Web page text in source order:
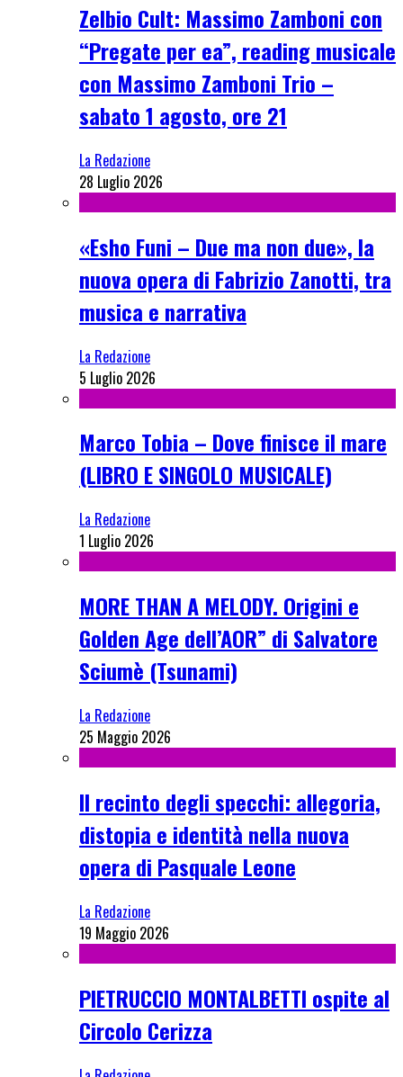
Zelbio Cult: Massimo Zamboni con
“Pregate per ea”, reading musicale
con Massimo Zamboni Trio –
sabato 1 agosto, ore 21
La Redazione
28 Luglio 2026
«Esho Funi – Due ma non due», la
nuova opera di Fabrizio Zanotti, tra
musica e narrativa
La Redazione
5 Luglio 2026
Marco Tobia – Dove finisce il mare
(LIBRO E SINGOLO MUSICALE)
La Redazione
1 Luglio 2026
MORE THAN A MELODY. Origini e
Golden Age dell’AOR” di Salvatore
Sciumè (Tsunami)
La Redazione
25 Maggio 2026
Il recinto degli specchi: allegoria,
distopia e identità nella nuova
opera di Pasquale Leone
La Redazione
19 Maggio 2026
PIETRUCCIO MONTALBETTI ospite al
Circolo Cerizza